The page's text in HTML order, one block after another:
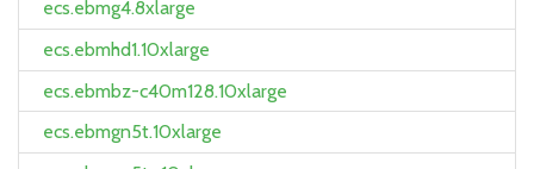
ecs.ebmg4.8xlarge
ecs.ebmhd1.10xlarge
ecs.ebmbz-c40m128.10xlarge
ecs.ebmgn5t.10xlarge